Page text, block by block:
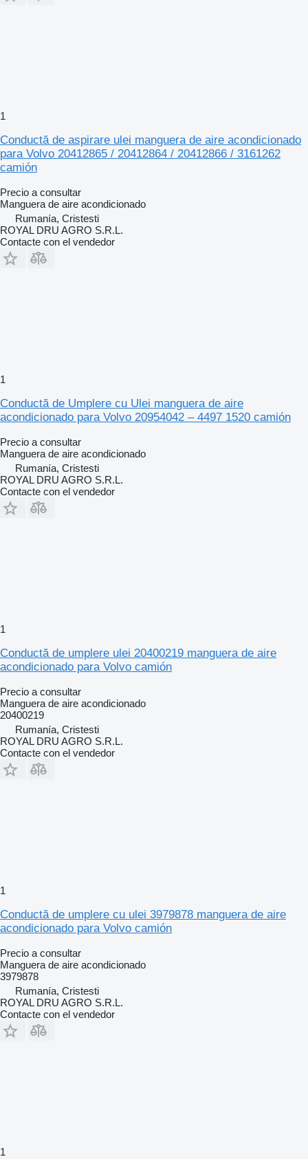
1
Conductă de aspirare ulei manguera de aire acondicionado
para Volvo 20412865 / 20412864 / 20412866 / 3161262
camión
Precio a consultar
Manguera de aire acondicionado
Rumanía, Cristesti
ROYAL DRU AGRO S.R.L.
Contacte con el vendedor
1
Conductă de Umplere cu Ulei manguera de aire
acondicionado para Volvo 20954042 – 4497 1520 camión
Precio a consultar
Manguera de aire acondicionado
Rumanía, Cristesti
ROYAL DRU AGRO S.R.L.
Contacte con el vendedor
1
Conductă de umplere ulei 20400219 manguera de aire
acondicionado para Volvo camión
Precio a consultar
Manguera de aire acondicionado
20400219
Rumanía, Cristesti
ROYAL DRU AGRO S.R.L.
Contacte con el vendedor
1
Conductă de umplere cu ulei 3979878 manguera de aire
acondicionado para Volvo camión
Precio a consultar
Manguera de aire acondicionado
3979878
Rumanía, Cristesti
ROYAL DRU AGRO S.R.L.
Contacte con el vendedor
1